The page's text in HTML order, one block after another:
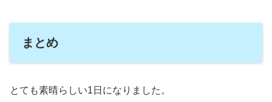
まとめ
とても素晴らしい1日になりました。